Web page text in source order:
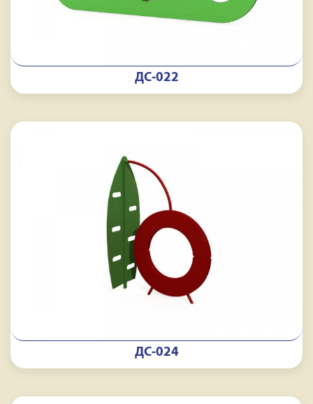
ДС-022
ДС-024